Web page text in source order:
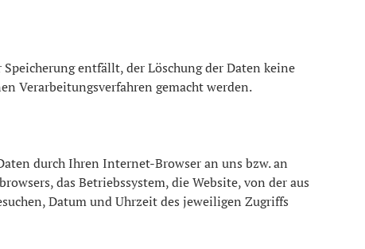
entfällt, der Löschung der Daten keine
Verarbeitungsverfahren gemacht werden.
durch Ihren Internet-Browser an uns bzw. an
das Betriebssystem, die Website, von der aus
Datum und Uhrzeit des jeweiligen Zugriffs